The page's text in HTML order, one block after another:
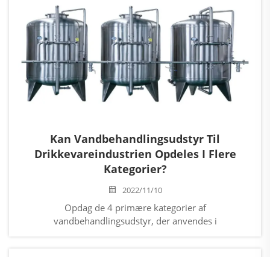
Kan Vandbehandlingsudstyr Til
Drikkevareindustrien Opdeles I Flere
Kategorier?
2022/11/10
Opdag de 4 primære kategorier af
vandbehandlingsudstyr, der anvendes i